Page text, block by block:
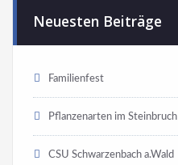
Neuesten Beiträge
Familienfest
Pflanzenarten im Steinbruch
CSU Schwarzenbach a.Wald